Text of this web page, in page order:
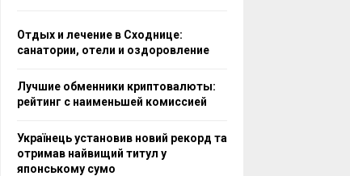
Отдых и лечение в Сходнице:
санатории, отели и оздоровление
Лучшие обменники криптовалюты:
рейтинг с наименьшей комиссией
Українець установив новий рекорд та
отримав найвищий титул у
японському сумо